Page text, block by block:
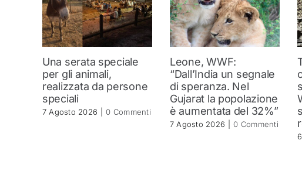
Una serata speciale
per gli animali,
realizzata da persone
speciali
7 Agosto 2026 0 Commenti
Leone, WWF:
“Dall’India un segnale
di speranza. Nel
Gujarat la popolazione
è aumentata del 32%”
7 Agosto 2026 0 Commenti